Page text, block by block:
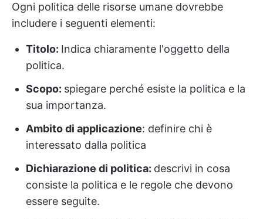
Ogni politica delle risorse umane dovrebbe
includere i seguenti elementi:
Titolo: Indica chiaramente l'oggetto della
politica.
Scopo: spiegare perché esiste la politica e la
sua importanza.
Ambito di applicazione: definire chi è
interessato dalla politica
Dichiarazione di politica: descrivi in cosa
consiste la politica e le regole che devono
essere seguite.